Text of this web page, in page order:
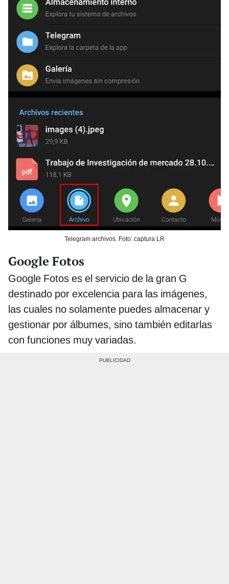
Telegram archivos. Foto: captura LR
Google Fotos
Google Fotos es el servicio de la gran G
destinado por excelencia para las imágenes,
las cuales no solamente puedes almacenar y
gestionar por álbumes, sino también editarlas
con funciones muy variadas.